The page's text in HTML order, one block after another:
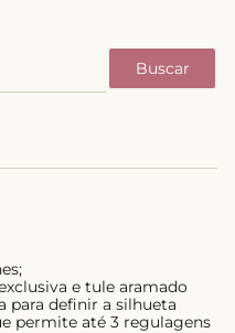
e tule aramado
para definir a silhueta
permite até 3 regulagens